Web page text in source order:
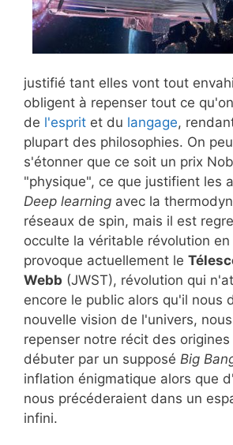
justifié tant elles vont tout
obligent à repenser tout ce
de l'esprit et du langage,
plupart des philosophies. On
s'étonner que ce soit un prix
"physique", ce que justifient les
Deep learning avec la
réseaux de spin, mais il est
occulte la véritable révolution
provoque actuellement le
Webb (JWST), révolution qui
encore le public alors qu'il nous
nouvelle vision de l'univers,
repenser notre récit des
débuter par un supposé Big
inflation énigmatique alors que
nous précéderaient dans un
infini.